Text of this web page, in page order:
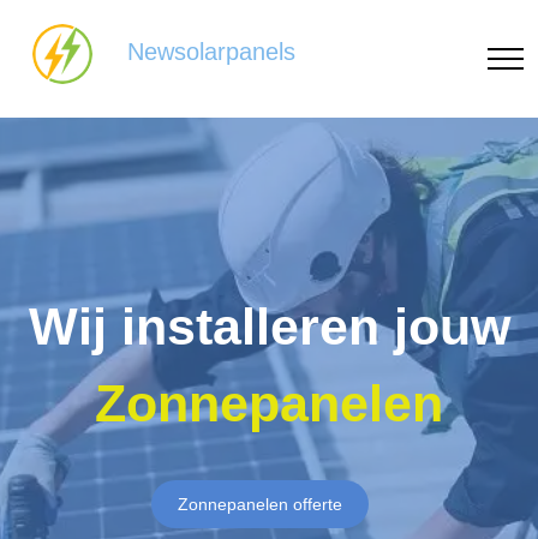
Newsolarpanels
Wij installeren jouw
Zonnepanelen
Zonnepanelen offerte